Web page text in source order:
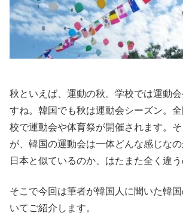
秋といえば、運動の秋。学校では運動
すね。韓国でも秋は運動会シーズン。
校で運動会や体育祭が開催されます。
が、韓国の運動会は一体どんな感じなの
日本と似ているのか、はたまた全く違
そこで今回は筆者が韓国人に聞いた韓
いてご紹介します。